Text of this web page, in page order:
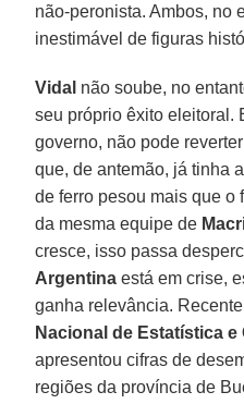
não-peronista. Ambos, no
inestimável de figuras
Vidal não soube, no
seu próprio êxito eleitoral.
governo, não pode
que, de antemão, já tinha
de ferro pesou mais que o
da mesma equipe de
cresce, isso passa
Argentina está em crise,
ganha relevância.
Nacional de Estatística e
apresentou cifras de
regiões da província de